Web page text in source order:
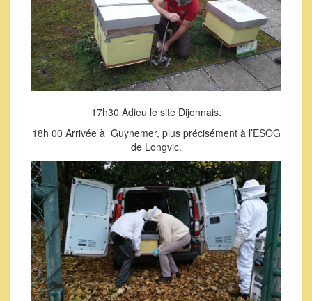
17h30 Adieu le site Dijonnais.
18h 00 Arrivée à Guynemer, plus précisément à l’ESOG
de Longvic.